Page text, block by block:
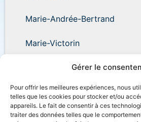
Gérer le
Pour offrir les meilleures expériences, nous
telles que les cookies pour stocker et/ou
appareils. Le fait de consentir à ces
traiter des données telles que le
Marie-Andrée-Bertrand
Marie-Victorin
Wilder-Penfield